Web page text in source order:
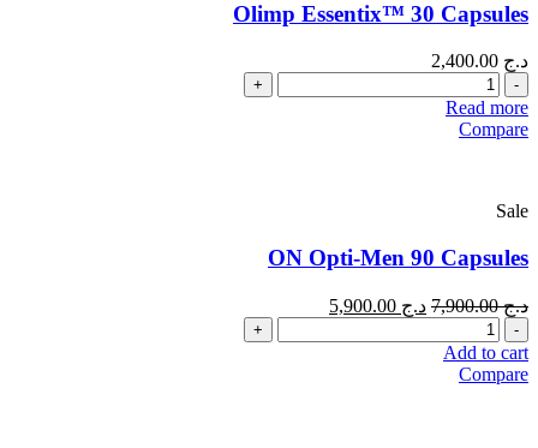
Olimp Essentix™ 30 Capsules
د.ج
Quantity
Read more
Compare
Sale
ON Opti-Men 90 Capsules
د.ج7,900.00 د.ج
Quantity
Add to cart
Compare